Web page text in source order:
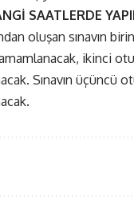
SAATLERDE
oluşan sınavın
ikinci
Sınavın üçüncü